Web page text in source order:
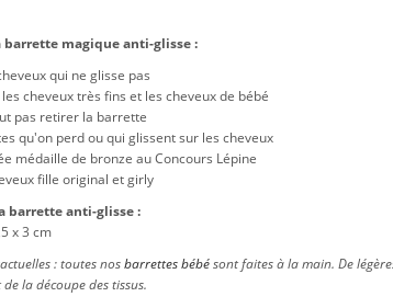
barrette magique anti-glisse :
qui ne glisse pas
cheveux très fins et les cheveux de bébé
pas retirer la barrette
qu'on perd ou qui glissent sur les cheveux
médaille de bronze au Concours Lépine
fille original et girly
barrette anti-glisse :
x 3 cm
: toutes nosbarrettes bébésont faites à la main. De
la découpe des tissus.